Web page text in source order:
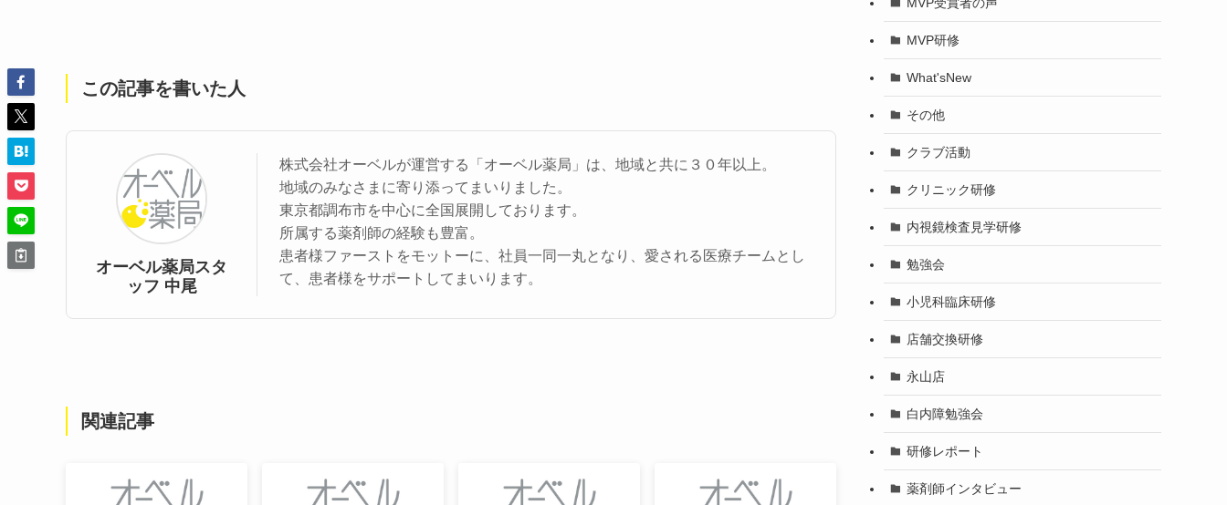
この記事を書いた人
オーベル薬局スタ
ッフ 中尾
株式会社オーベルが運営する「オーベル薬局」は、地域と共に３０年以上。
地域のみなさまに寄り添ってまいりました。
東京都調布市を中心に全国展開しております。
所属する薬剤師の経験も豊富。
患者様ファーストをモットーに、社員一同一丸となり、愛される医療チームとし
て、患者様をサポートしてまいります。
関連記事
MVP研修
What'sNew
その他
クラブ活動
クリニック研修
内視鏡検査見学研修
勉強会
小児科臨床研修
店舗交換研修
永山店
白内障勉強会
研修レポート
薬剤師インタビュー